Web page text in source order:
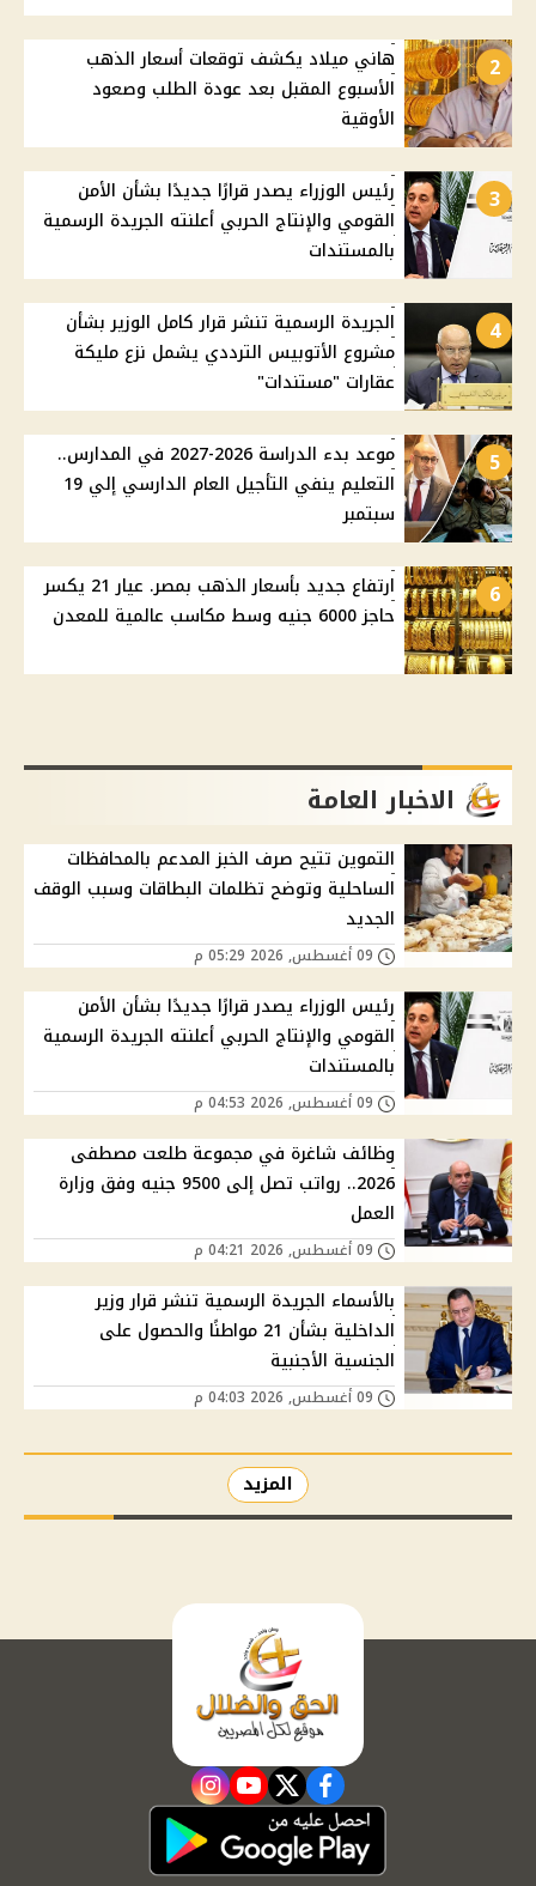
2
هاني ميلاد يكشف توقعات أسعار الذهب
الأسبوع المقبل بعد عودة الطلب وصعود
الأوقية
3
رئيس الوزراء يصدر قرارًا جديدًا بشأن الأمن
القومي والإنتاج الحربي أعلنته الجريدة الرسمية
بالمستندات
4
الجريدة الرسمية تنشر قرار كامل الوزير بشأن
مشروع الأتوبيس الترددي يشمل نزع مليكة
عقارات "مستندات"
5
موعد بدء الدراسة 2026-2027 في المدارس..
التعليم ينفي التأجيل العام الدارسي إلي 19
سبتمبر
6
ارتفاع جديد بأسعار الذهب بمصر. عيار 21 يكسر
حاجز 6000 جنيه وسط مكاسب عالمية للمعدن
الاخبار العامة
التموين تتيح صرف الخبز المدعم بالمحافظات
الساحلية وتوضح تظلمات البطاقات وسبب الوقف
الجديد
رئيس الوزراء يصدر قرارًا جديدًا بشأن الأمن
القومي والإنتاج الحربي أعلنته الجريدة الرسمية
بالمستندات
وظائف شاغرة في مجموعة طلعت مصطفى
2026.. رواتب تصل إلى 9500 جنيه وفق وزارة
العمل
بالأسماء الجريدة الرسمية تنشر قرار وزير
الداخلية بشأن 21 مواطنًا والحصول على
الجنسية الأجنبية
المزيد
facebook
twitter
youtube
instagram